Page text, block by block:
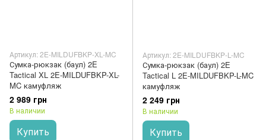
Артикул: 2E-MILDUFBKP-XL-MC
Сумка-рюкзак (баул) 2E
Tactical XL 2E-MILDUFBKP-XL-
MC камуфляж
2 989 грн
В наличии
Купить
Артикул: 2E-MILDUFBKP-L-MC
Сумка-рюкзак (баул) 2E
Tactical L 2E-MILDUFBKP-L-MC
камуфляж
2 249 грн
В наличии
Купить